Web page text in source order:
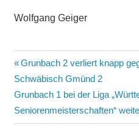
Wolfgang Geiger
Vorheriger
Beitrag:
Grunbach 2 verliert knapp
Schwäbisch Gmünd 2
Nächster
Beitrag:
Grunbach 1 bei der Liga
Seniorenmeisterschaften“